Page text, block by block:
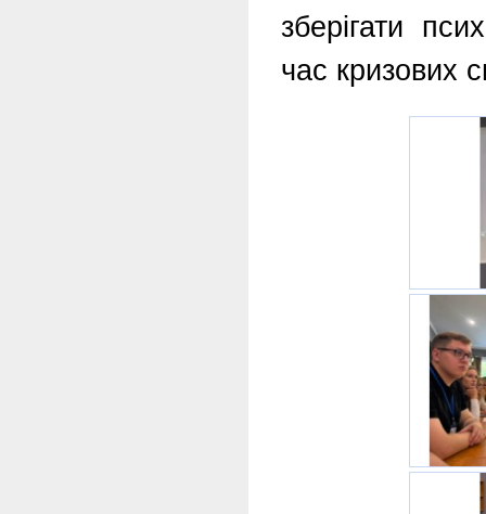
зберігати
час кризових